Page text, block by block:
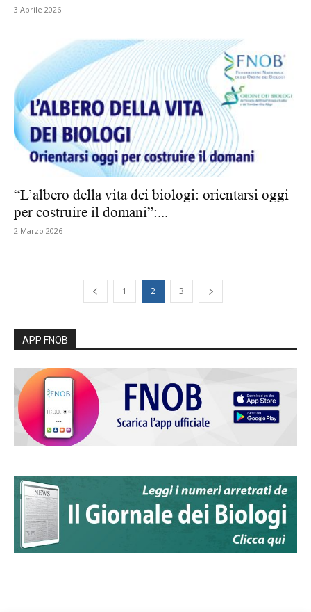
3 Aprile 2026
“L’albero della vita dei biologi: orientarsi oggi
per costruire il domani”:...
2 Marzo 2026
1 2 3
APP FNOB